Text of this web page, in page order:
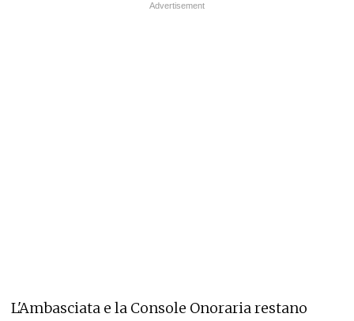
L'Ambasciata e la Console Onoraria restano